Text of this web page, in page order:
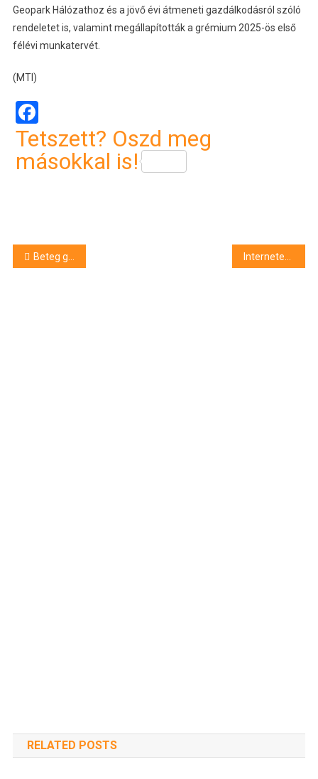
Geopark Hálózathoz és a jövő évi átmeneti gazdálkodásról szóló
rendeletet is, valamint megállapították a grémium 2025-ös első
félévi munkatervét.
(MTI)
Tetszett? Oszd meg
másokkal is!
Bejegyzés
Beteg gyerekeket ajándékozott meg a Loki Internetes csalók a bíróság előtt: több mint ötven áldozatot ejtettek tévedésbe a füzesabonyi csalók
RELATED POSTS